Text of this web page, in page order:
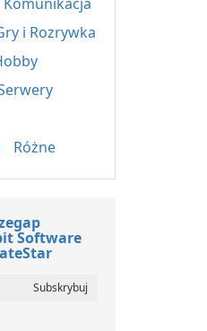
i Rozrywka
Różne
Software